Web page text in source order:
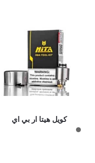
كويل هيتا ار بي اي